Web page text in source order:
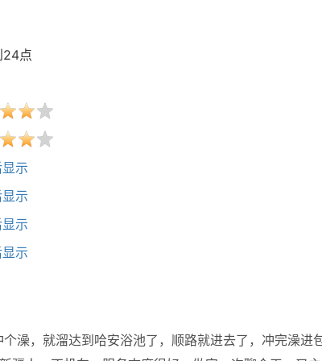
24点
示
示
示
示
澡，就溜达到哈安浴池了，顺路就进去了，冲完澡